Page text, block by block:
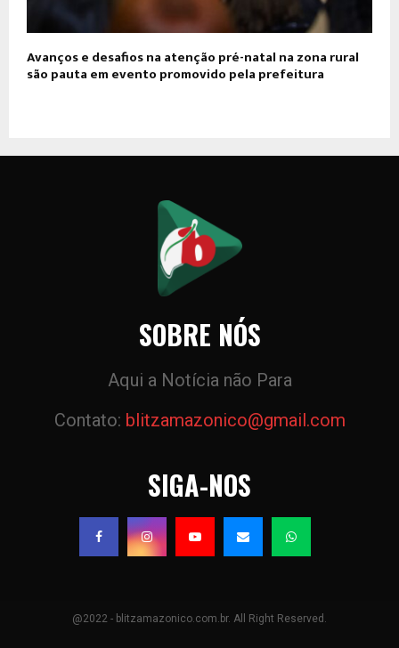
Avanços e desafios na atenção pré-natal na zona rural
são pauta em evento promovido pela prefeitura
SOBRE NÓS
Aqui a Notícia não Para
Contato: blitzamazonico@gmail.com
SIGA-NOS
@2022 - blitzamazonico.com.br. All Right Reserved.